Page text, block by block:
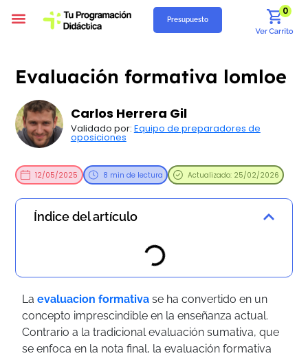
Presupuesto
0
Evaluación formativa lomloe
Carlos Herrera Gil
Validado por: Equipo de preparadores de
oposiciones
12/05/2025 8 min de lectura Actualizado: 25/02/2026
Índice del artículo
La evaluacion formativa se ha convertido en un
concepto imprescindible en la enseñanza actual.
Contrario a la tradicional evaluación sumativa, que
se enfoca en la nota final, la evaluación formativa